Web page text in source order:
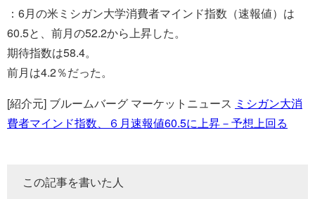
：6月の米ミシガン大学消費者マインド指数（速報値）は
60.5と、前月の52.2から上昇した。
期待指数は58.4。
前月は4.2％だった。
[紹介元] ブルームバーグ マーケットニュース ミシガン大消
費者マインド指数、６月速報値60.5に上昇－予想上回る
この記事を書いた人